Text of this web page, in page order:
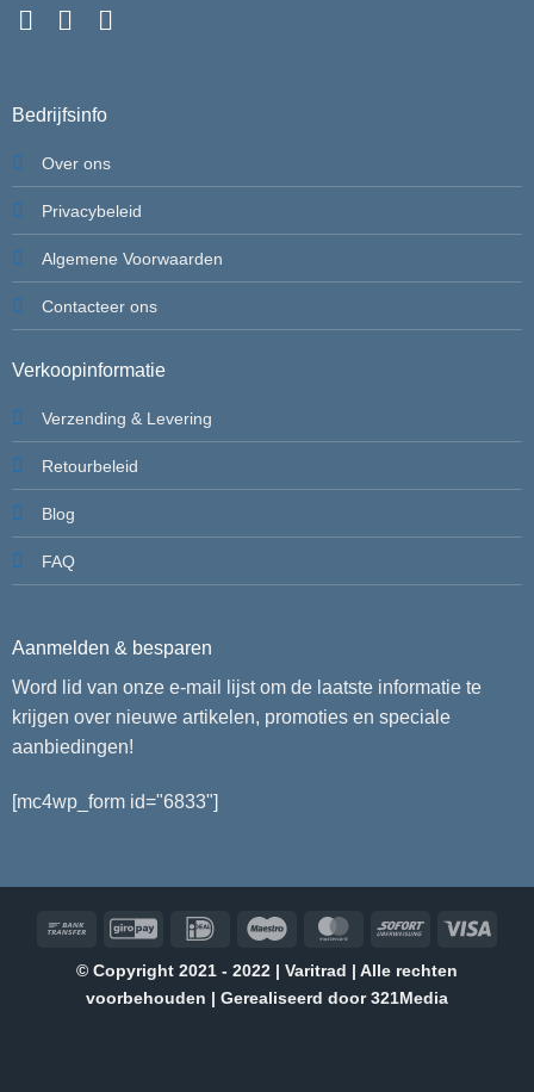
Bedrijfsinfo
Over ons
Privacybeleid
Algemene Voorwaarden
Contacteer ons
Verkoopinformatie
Verzending & Levering
Retourbeleid
Blog
FAQ
Aanmelden & besparen
Word lid van onze e-mail lijst om de laatste informatie te
krijgen over nieuwe artikelen, promoties en speciale
aanbiedingen!
[mc4wp_form id="6833"]
Bank
GiroPay IDeal Maestro MasterCardSofort
© Copyright 2021 - 2022 | Varitrad | Alle rechten
voorbehouden | Gerealiseerd door321Media